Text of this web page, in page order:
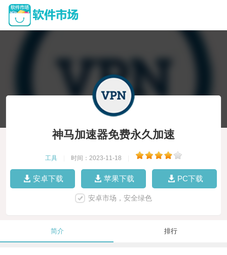
神马加速器免费永久加速
工具 时间：2023-11-18
安卓下载 苹果下载 PC下载
安卓市场，安全绿色
简介 排行